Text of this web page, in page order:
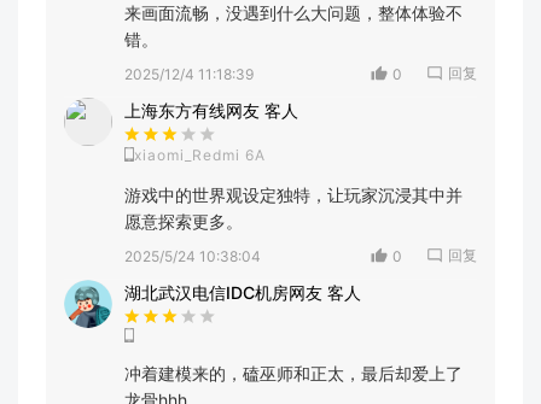
来画面流畅，没遇到什么大问题，整体体验不
错。
2025/12/4 11:18:39 0 回复
上海东方有线网友 客人
xiaomi_Redmi 6A
游戏中的世界观设定独特，让玩家沉浸其中并
愿意探索更多。
2025/5/24 10:38:04 0 回复
湖北武汉电信IDC机房网友 客人
冲着建模来的，磕巫师和正太，最后却爱上了
龙骨hhh